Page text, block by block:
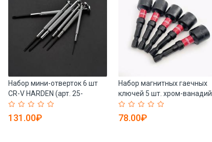
Набор мини-отверток 6 шт
CR-V HARDEN (арт. 25-
19084680)
131.00₽
Набор магнитных гаечных
ключей 5 шт. хром-ванадий
(арт. 25-19084645)
78.00₽